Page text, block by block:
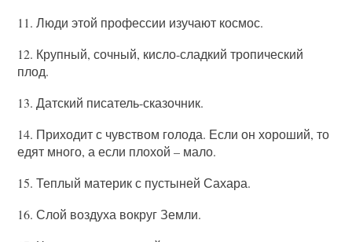
11. Люди этой профессии изучают космос.
12. Крупный, сочный, кисло-сладкий тропический
плод.
13. Датский писатель-сказочник.
14. Приходит с чувством голода. Если он хороший, то
едят много, а если плохой – мало.
15. Теплый материк с пустыней Сахара.
16. Слой воздуха вокруг Земли.